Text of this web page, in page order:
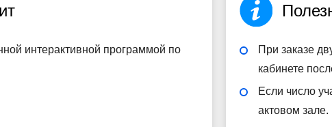
интерактивной программой по
При заказе
кабинете
Если число
актовом зале.